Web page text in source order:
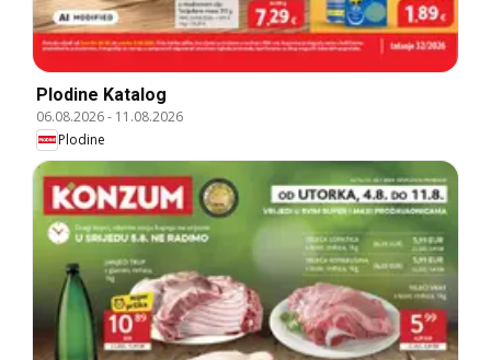
Plodine Katalog
06.08.2026- 11.08.2026
Plodine